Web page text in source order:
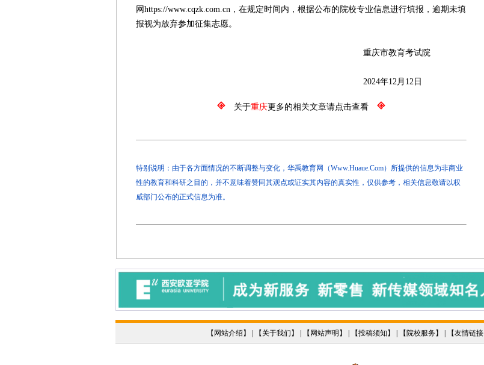
网https://www.cqzk.com.cn，在规定时间内，根据公布的院校专业信息进行填报，逾期未填
报视为放弃参加征集志愿。
重庆市教育考试院
2024年12月12日
关于重庆更多的相关文章请点击查看
特别说明：由于各方面情况的不断调整与变化，华禹教育网（Www.Huaue.Com）所提供的信息为非商业
性的教育和科研之目的，并不意味着赞同其观点或证实其内容的真实性，仅供参考，相关信息敬请以权
威部门公布的正式信息为准。
【 网站介绍 】 | 【 关于我们 】 | 【 网站声明 】 | 【投稿须知 】 | 【 院校服务】 | 【友情链接